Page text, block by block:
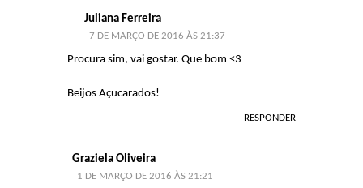
Juliana Ferreira
7 DE MARÇO DE 2016 ÀS 21:37
Procura sim, vai gostar. Que bom <3
Beijos Açucarados!
RESPONDER
Graziela Oliveira
1 DE MARÇO DE 2016 ÀS 21:21